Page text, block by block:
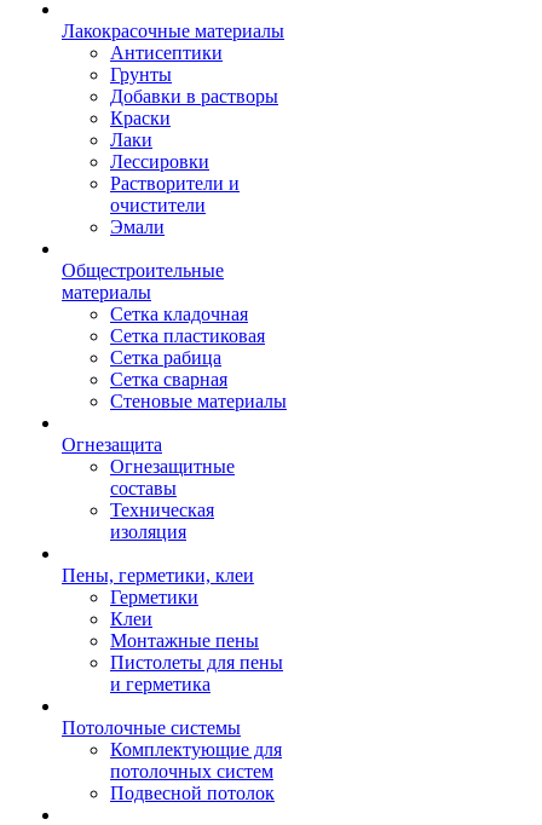
Лакокрасочные материалы
Антисептики
Грунты
Добавки в растворы
Краски
Лаки
Лессировки
Растворители и
очистители
Эмали
Общестроительные
материалы
Сетка кладочная
Сетка пластиковая
Сетка рабица
Сетка сварная
Стеновые материалы
Огнезащита
Огнезащитные
составы
Техническая
изоляция
Пены, герметики, клеи
Герметики
Клеи
Монтажные пены
Пистолеты для пены
и герметика
Потолочные системы
Комплектующие для
потолочных систем
Подвесной потолок